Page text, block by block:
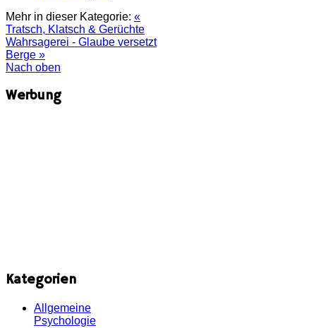
Mehr in dieser Kategorie: «
Tratsch, Klatsch & Gerüchte
Wahrsagerei - Glaube versetzt
Berge »
Nach oben
Werbung
Kategorien
Allgemeine
Psychologie